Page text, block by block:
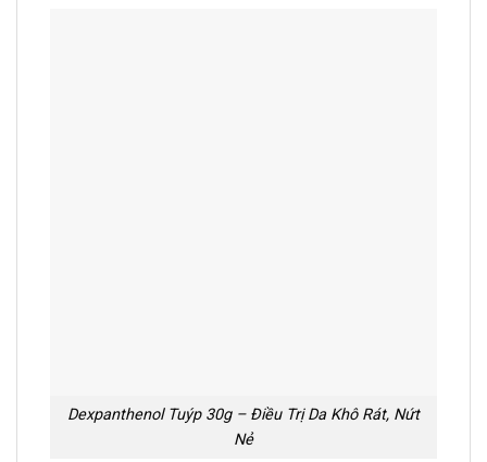
Dexpanthenol Tuýp 30g – Điều Trị Da Khô Rát, Nứt
Nẻ